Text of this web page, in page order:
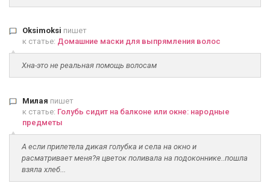
Oksimoksi пишет
к статье: Домашние маски для выпрямления волос
Хна-это не реальная помощь волосам
Милая пишет
к статье: Голубь сидит на балконе или окне: народные
предметы
А если прилетела дикая голубка и села на окно и
расматривает меня?я цветок поливала на подоконнике..пошла
взяла хлеб...